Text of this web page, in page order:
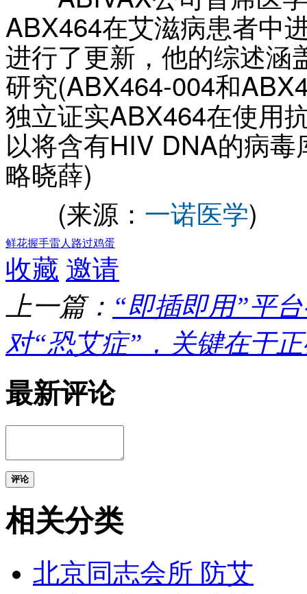
ABX464在艾滋病患者中
进行了更新，他的综述涵
研究(ABX464-004和
独立证实ABX464在使用
以将含有HIV DNA的病
略晓薛)
(来源： 一诺医学)
鲜花握手雷人 路过鸡蛋
收藏 邀请
上一篇： “即插即用”平
对“恐艾症”，关键在于
最新评论
评论
相关分类
北京同志会所 防艾